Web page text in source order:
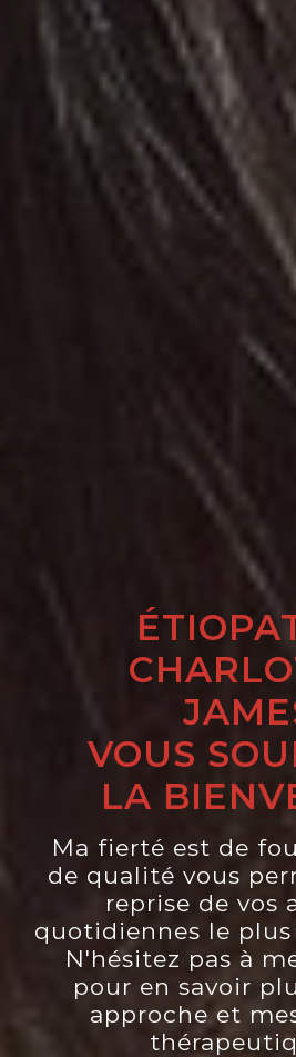
VOUS
LA
Ma fierté est de
de qualité vous
reprise de vos
quotidiennes le
N'hésitez pas à
pour en savoir
approche et